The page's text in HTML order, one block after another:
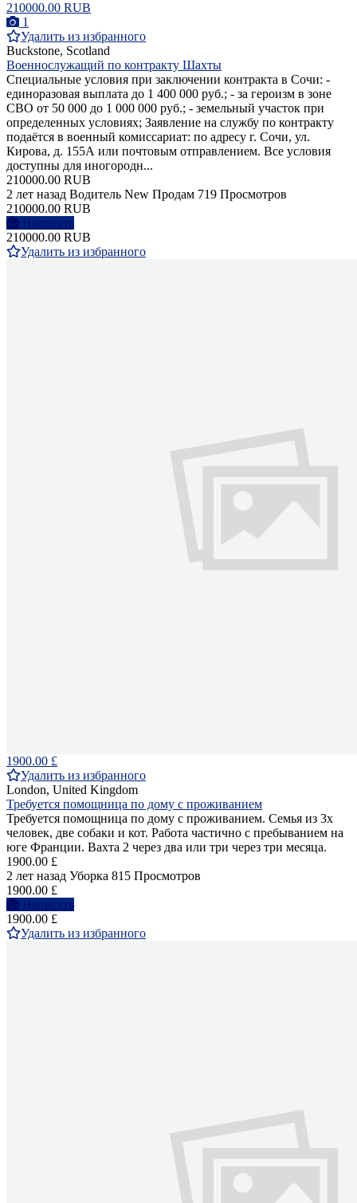
210000.00 RUB
1
Удалить из избранного
Buckstone, Scotland
Военнослужащий по контракту Шахты
Специальные условия при заключении контракта в Сочи: -
единоразовая выплата до 1 400 000 руб.; - за героизм в зоне
СВО от 50 000 до 1 000 000 руб.; - земельный участок при
определенных условиях; Заявление на службу по контракту
подаётся в военный комиссариат: по адресу г. Сочи, ул.
Кирова, д. 155А или почтовым отправлением. Все условия
доступны для иногородн...
210000.00 RUB
2 лет назад Водитель New Продам 719 Просмотров
210000.00 RUB
Написать
210000.00 RUB
Удалить из избранного
1900.00 £
Удалить из избранного
London, United Kingdom
Требуется помощница по дому с проживанием
Требуется помощница по дому с проживанием. Семья из 3х
человек, две собаки и кот. Работа частично с пребыванием на
юге Франции. Вахта 2 через два или три через три месяца.
1900.00 £
2 лет назад Уборка 815 Просмотров
1900.00 £
Написать
1900.00 £
Удалить из избранного